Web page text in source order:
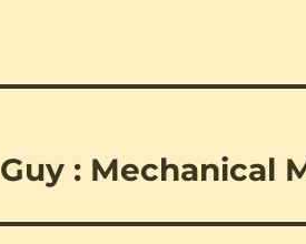
: Mechanical